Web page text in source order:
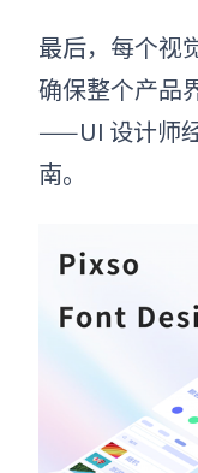
最后，每个视
确保整个产品
——UI 设计师
南。